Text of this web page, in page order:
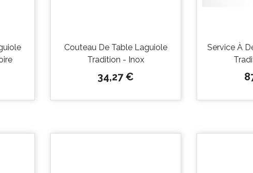
Couteau De Table Laguiole
Tradition - Inox
Prix
34,27 €
Service À